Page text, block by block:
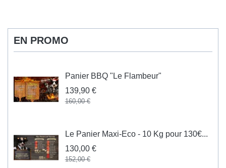
EN PROMO
Panier BBQ "Le Flambeur"
139,90 €
160,00 €
Le Panier Maxi-Eco - 10 Kg pour 130€...
130,00 €
152,00 €